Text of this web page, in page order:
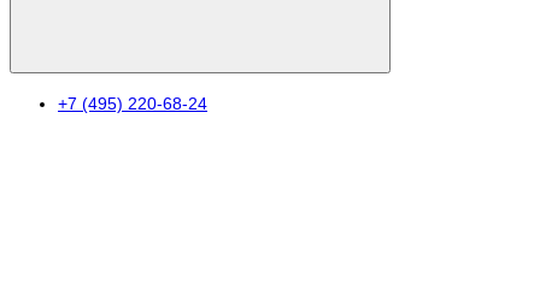
+7 (495) 220-68-24